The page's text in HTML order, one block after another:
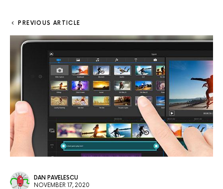
PREVIOUS ARTICLE
DAN PAVELESCU
NOVEMBER 17, 2020